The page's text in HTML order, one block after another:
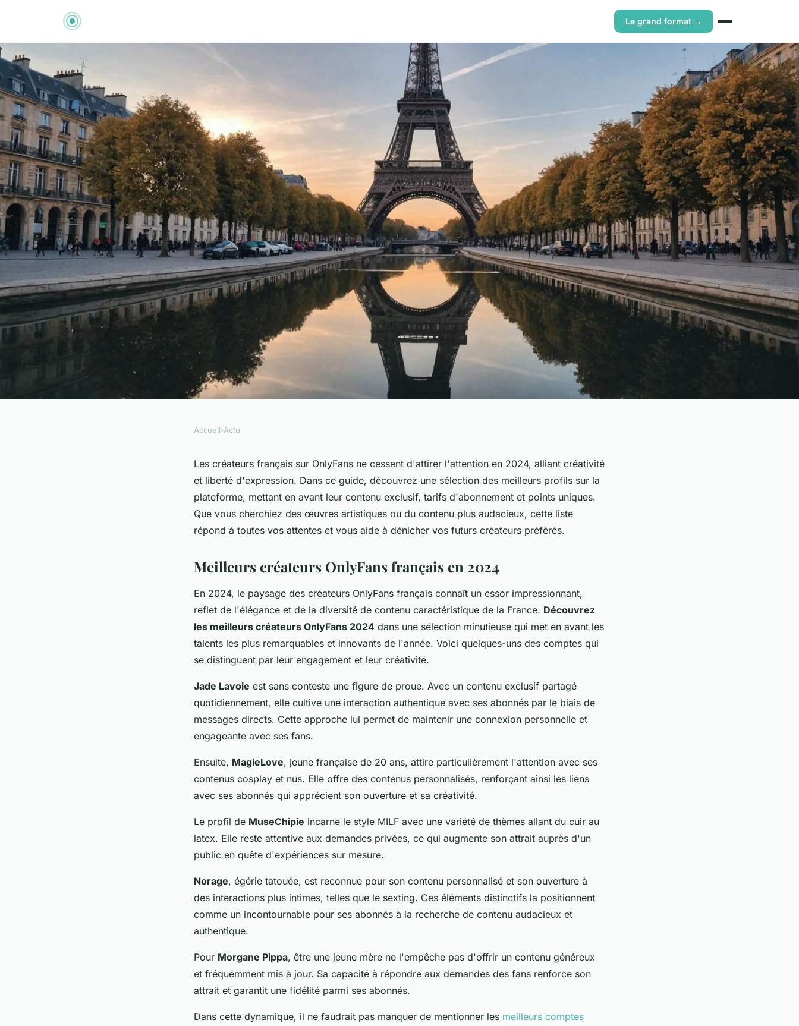
Le grand format →
Découvrez les meilleurs onlyfans
françaises : top sélections 2024
10 min de lecture
Accueil›Actu
Les créateurs français sur OnlyFans ne cessent d'attirer l'attention en 2024, alliant créativité
et liberté d'expression. Dans ce guide, découvrez une sélection des meilleurs profils sur la
plateforme, mettant en avant leur contenu exclusif, tarifs d'abonnement et points uniques.
Que vous cherchiez des œuvres artistiques ou du contenu plus audacieux, cette liste
répond à toutes vos attentes et vous aide à dénicher vos futurs créateurs préférés.
Meilleurs créateurs OnlyFans français en 2024
En 2024, le paysage des créateurs OnlyFans français connaît un essor impressionnant,
reflet de l'élégance et de la diversité de contenu caractéristique de la France. Découvrez
les meilleurs créateurs OnlyFans 2024 dans une sélection minutieuse qui met en avant les
talents les plus remarquables et innovants de l'année. Voici quelques-uns des comptes qui
se distinguent par leur engagement et leur créativité.
Jade Lavoie est sans conteste une figure de proue. Avec un contenu exclusif partagé
quotidiennement, elle cultive une interaction authentique avec ses abonnés par le biais de
messages directs. Cette approche lui permet de maintenir une connexion personnelle et
engageante avec ses fans.
Ensuite, MagieLove, jeune française de 20 ans, attire particulièrement l'attention avec ses
contenus cosplay et nus. Elle offre des contenus personnalisés, renforçant ainsi les liens
avec ses abonnés qui apprécient son ouverture et sa créativité.
Le profil de MuseChipie incarne le style MILF avec une variété de thèmes allant du cuir au
latex. Elle reste attentive aux demandes privées, ce qui augmente son attrait auprès d'un
public en quête d'expériences sur mesure.
Norage, égérie tatouée, est reconnue pour son contenu personnalisé et son ouverture à
des interactions plus intimes, telles que le sexting. Ces éléments distinctifs la positionnent
comme un incontournable pour ses abonnés à la recherche de contenu audacieux et
authentique.
Pour Morgane Pippa, être une jeune mère ne l'empêche pas d'offrir un contenu généreux
et fréquemment mis à jour. Sa capacité à répondre aux demandes des fans renforce son
attrait et garantit une fidélité parmi ses abonnés.
Dans cette dynamique, il ne faudrait pas manquer de mentionner les meilleurs comptes